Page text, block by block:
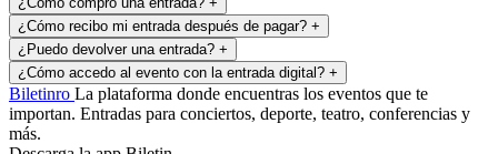
¿Cómo recibo mi entrada después de pagar? +
¿Puedo devolver una entrada? +
¿Cómo accedo al evento con la entrada digital? +
Biletinro La plataforma donde encuentras los eventos que te
importan. Entradas para conciertos, deporte, teatro, conferencias y
más.